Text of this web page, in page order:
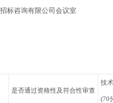
标咨询有限公司会议室
是否通过资格性及符合性审查
技
(70